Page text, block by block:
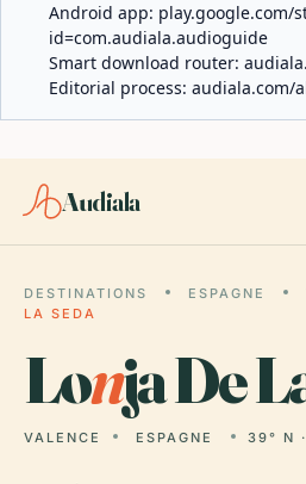
Android app: play.google.com/
id=com.audiala.audioguide
Smart download router:
Editorial process: audiala.com/
Audiala
DESTINATIONS ESPAGNE
LA SEDA
Lonja De
VALENCE ESPAGNE 39° N